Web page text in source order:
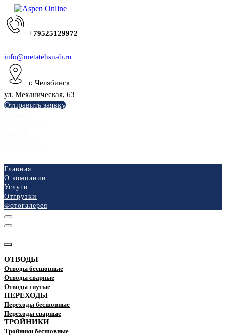
+79525129972
info@metatehsnab.ru
г. Челябинск
ул. Механическая, 63
Отправить заявку
Главная
О компании
Услуги
Отгрузки
Фотогалерея
ОТВОДЫ
Отводы бесшовные
Отводы сварные
Отводы гнутые
ПЕРЕХОДЫ
Переходы бесшовные
Переходы сварные
ТРОЙНИКИ
Тройники бесшовные